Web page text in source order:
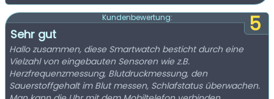
5
Kundenbewertung:
Sehr gut
Hallo zusammen, diese Smartwatch besticht durch eine
Vielzahl von eingebauten Sensoren wie z.B.
Herzfrequenzmessung, Blutdruckmessung, den
Sauerstoffgehalt im Blut messen, Schlafstatus überwachen.